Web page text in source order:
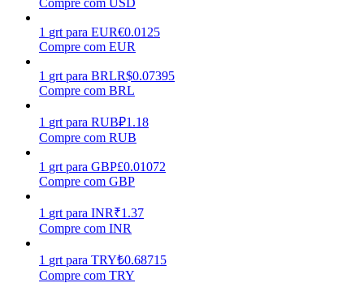
Ganhe recompensas competitivas diariamente
1 grt para EUR€0.0125
Compre com EUR
1 grt para BRLR$0.07395
Compre com BRL
1 grt para RUB₽1.18
Compre com RUB
1 grt para GBP£0.01072
Compre com GBP
1 grt para INR₹1.37
Compre com INR
1 grt para TRY₺0.68715
Compre com TRY